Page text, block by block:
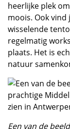
heerlijke plek
moois. Ook
wisselende
regelmatig
plaats. Het is
natuur
Een van de